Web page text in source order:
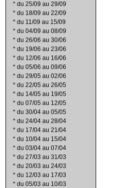
* du 25/09 au 29/09
* du 18/09 au 22/09
* du 11/09 au 15/09
* du 04/09 au 08/09
* du 26/06 au 30/06
* du 19/06 au 23/06
* du 12/06 au 16/06
* du 05/06 au 09/06
* du 29/05 au 02/06
* du 22/05 au 26/05
* du 14/05 au 19/05
* du 07/05 au 12/05
* du 30/04 au 05/05
* du 24/04 au 28/04
* du 17/04 au 21/04
* du 10/04 au 15/04
* du 03/04 au 07/04
* du 27/03 au 31/03
* du 20/03 au 24/03
* du 12/03 au 17/03
* du 05/03 au 10/03